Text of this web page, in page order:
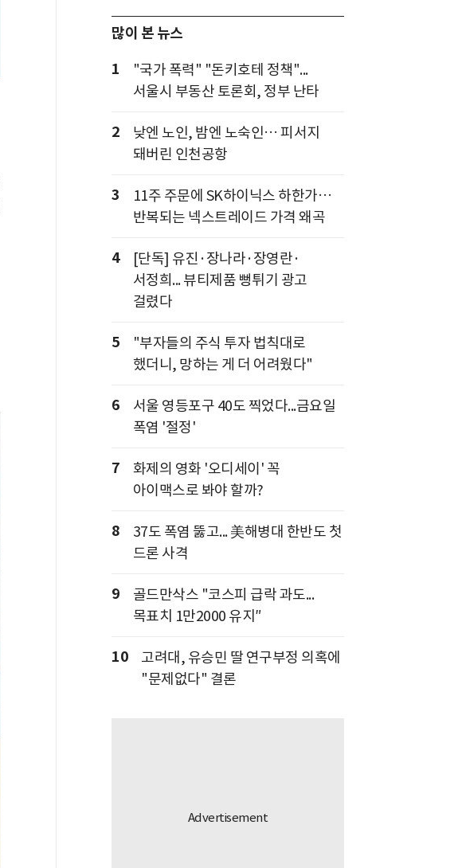
많이 본 뉴스
1
"국가 폭력" "돈키호테 정책"...
서울시 부동산 토론회, 정부 난타
2
낮엔 노인, 밤엔 노숙인… 피서지
돼버린 인천공항
3
11주 주문에 SK하이닉스 하한가…
반복되는 넥스트레이드 가격 왜곡
4
[단독] 유진·장나라·장영란·
서정희... 뷰티제품 뻥튀기 광고
걸렸다
5
"부자들의 주식 투자 법칙대로
했더니, 망하는 게 더 어려웠다"
6
서울 영등포구 40도 찍었다...금요일
폭염 '절정'
7
화제의 영화 '오디세이' 꼭
아이맥스로 봐야 할까?
8
37도 폭염 뚫고... 美해병대 한반도 첫
드론 사격
9
골드만삭스 "코스피 급락 과도...
목표치 1만2000 유지″
10
고려대, 유승민 딸 연구부정 의혹에
"문제없다" 결론